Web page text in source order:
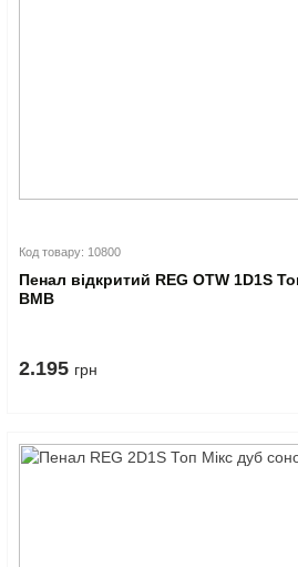
Код товару: 10800
Пенал відкритий REG OTW 1D1S
ВМВ
2.195 грн